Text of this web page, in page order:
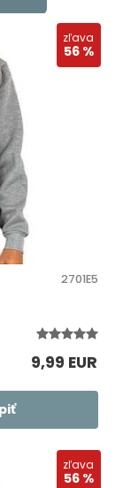
2701E5
9,99 EUR
zľava
56 %
zľava
56 %